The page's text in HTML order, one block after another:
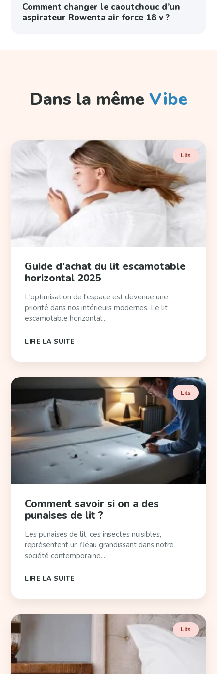
Comment changer le caoutchouc d’un
aspirateur Rowenta air force 18 v ?
Dans la même Vibe
Lits
Guide d’achat du lit escamotable
horizontal 2025
L'optimisation de l'espace est devenue une
priorité dans nos intérieurs modernes. Le lit
escamotable horizontal...
LIRE LA SUITE
Lits
Comment savoir si on a des
punaises de lit ?
Les punaises de lit, ces insectes nuisibles,
représentent un fléau grandissant dans notre
société contemporaine....
LIRE LA SUITE
Lits